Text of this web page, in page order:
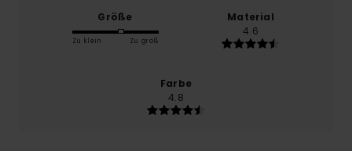
Größe
Zu klein Zu groß
Material
4.6
Farbe
4.8